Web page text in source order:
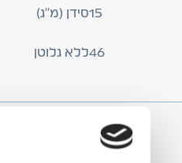
15
46
סידן (מ"ג)
ללא גלוטן